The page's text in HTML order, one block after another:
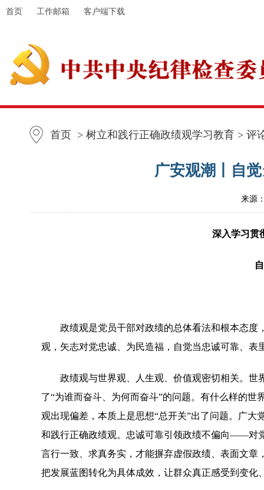
首页 工作邮箱 客户端下载
首页 > 树立和践行正确政绩观学习教育 > 评
广安观潮丨自
来源
深入学习贯
政绩观是党员干部对政绩的总体看法和根本态度
观，矢志对党忠诚、为民造福，自觉当忠诚可靠、
政绩观与世界观、人生观、价值观密切相关。世
了“为谁而奋斗、为何而奋斗”的问题。有什么样的
观出现偏差，本质上是思想“总开关”出了问题。广
和践行正确政绩观。忠诚可靠引领政绩不偏向——对
言行一致、求真务实，才能摒弃虚假政绩、表面文
把发展蓝图转化为具体成效，让群众真正感受到变化